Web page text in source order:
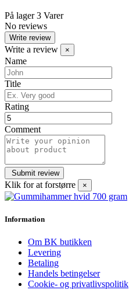
På lager 3 Varer
No reviews
Write review
Write a review ×
Name
Title
Rating
Comment
Klik for at forstørre ×
Information
Om BK butikken
Levering
Betaling
Handels betingelser
Cookie- og privatlivspolitik